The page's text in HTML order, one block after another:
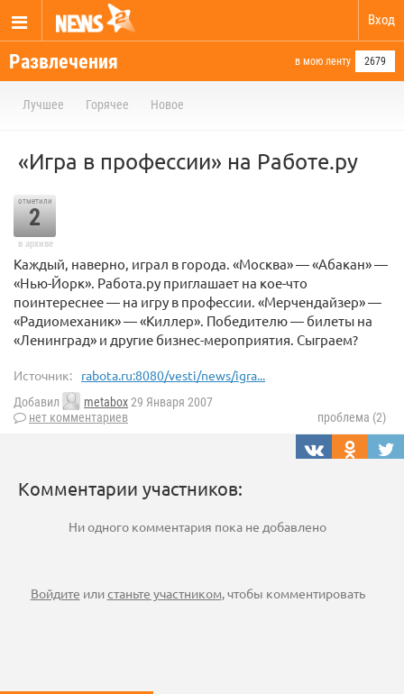
Вход
Развлечения в мою ленту 2679
Лучшее Горячее Новое
«Игра в профессии» на Работе.ру
отметили
2
в архиве
Каждый, наверно, играл в города. «Москва» — «Абакан» —
«Нью-Йорк». Работа.ру приглашает на кое-что
поинтереснее — на игру в профессии. «Мерчендайзер» —
«Радиомеханик» — «Киллер». Победителю — билеты на
«Ленинград» и другие бизнес-мероприятия. Сыграем?
Источник: rabota.ru:8080/vesti/news/igra...
Добавил metabox29 Января 2007
нет комментариев
проблема (2)
Комментарии участников:
Ни одного комментария пока не добавлено
Войдите илистаньте участником, чтобы комментировать